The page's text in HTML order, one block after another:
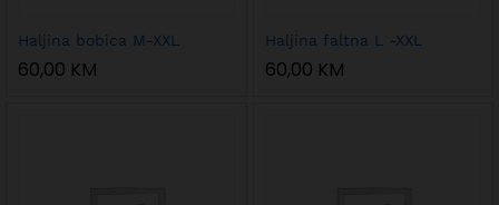
Haljina bobica M-XXL
60,00 KM
Haljina faltna L -XXL
60,00 KM